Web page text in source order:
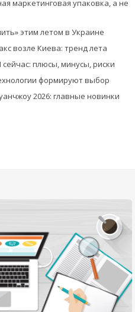
маркетинговая упаковка, а не
этим летом в Украине
возле Киева: тренд лета
плюсы, минусы, риски
формируют выбор
2026: главные новинки